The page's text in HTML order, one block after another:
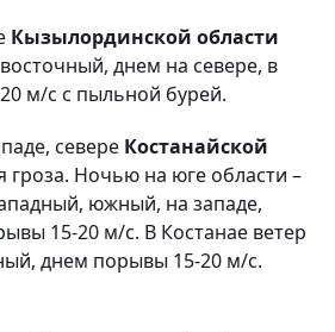
Кызылординской области
днем на севере, в
м/с с пыльной бурей.
севере Костанайской
гроза. Ночью на юге области –
южный, на западе,
15-20 м/с. В Костанае ветер
днем порывы 15-20 м/с.